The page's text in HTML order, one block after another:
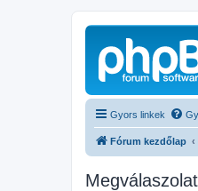
Gyors linkek
Fórum kezdőlap